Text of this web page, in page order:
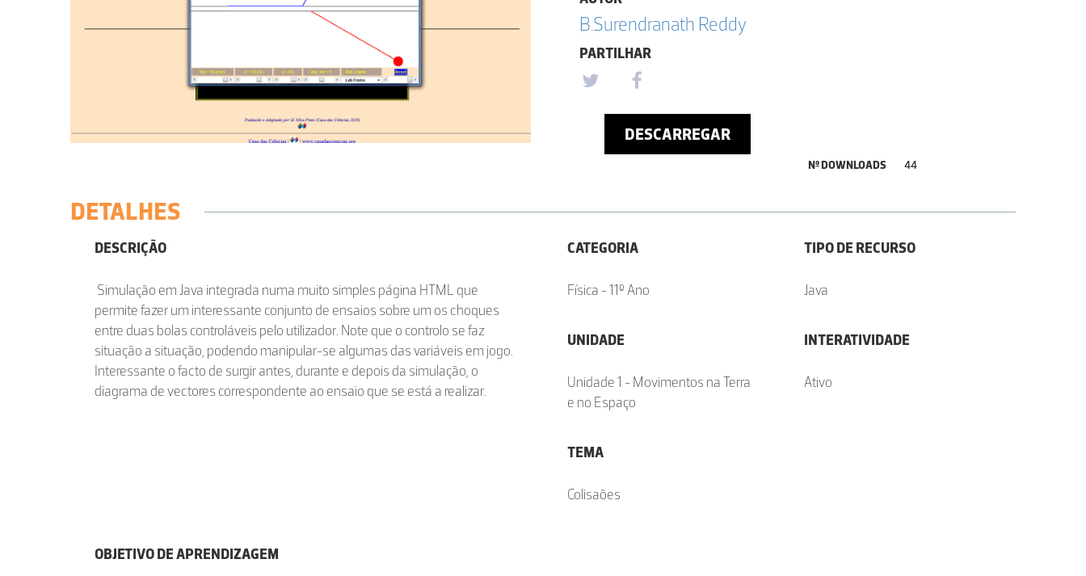
B.Surendranath Reddy
PARTILHAR
DESCARREGAR
Nº DOWNLOADS 44
DETALHES
DESCRIÇÃO
Simulação em Java integrada numa muito simples página HTML que
permite fazer um interessante conjunto de ensaios sobre um os choques
entre duas bolas controláveis pelo utilizador. Note que o controlo se faz
situação a situação, podendo manipular-se algumas das variáveis em jogo.
Interessante o facto de surgir antes, durante e depois da simulação, o
diagrama de vectores correspondente ao ensaio que se está a realizar.
OBJETIVO DE APRENDIZAGEM
CATEGORIA
Física - 11º Ano
UNIDADE
Unidade 1 - Movimentos na Terra
e no Espaço
TEMA
Colisaões
TIPO DE RECURSO
Java
INTERATIVIDADE
Ativo